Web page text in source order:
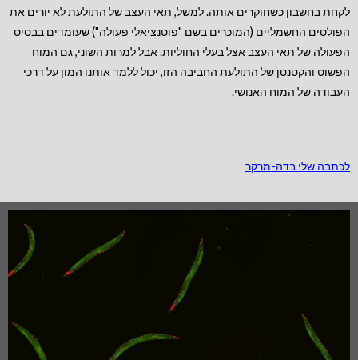
לקחת בחשבון כשחוקרים אותה. למשל, תאי העצב של התולעת לא יורים את
הפולסים החשמליים (המוכרים בשם "פוטנציאלי פעולה") שעומדים בבסיס
הפעולה של תאי העצב אצל בעלי החוליות. אבל למרות השוני, גם המוח
הפשוט והקטנטן של התולעת החביבה הזו, יכול ללמד אותנו המון על דרכי
העבודה של המוח האנושי.
לכתבה שלי בדה-מרקר